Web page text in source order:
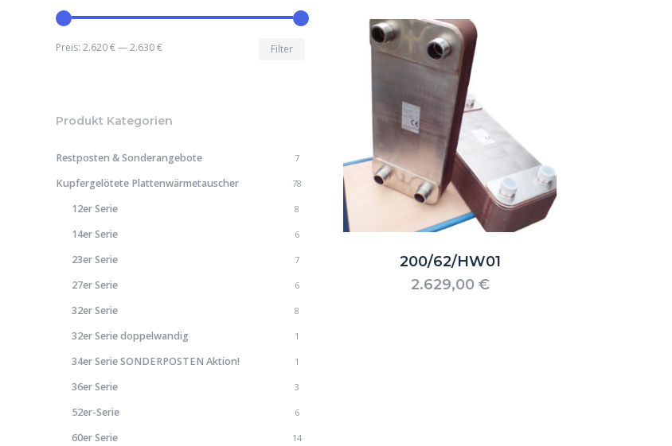
Filter
Preis: 2.620 €—2.630 €
Produkt Kategorien
Restposten & Sonderangebote 7
Kupfergelötete Plattenwärmetauscher 78
12er Serie 8
14er Serie 6
23er Serie 7
27er Serie 6
32er Serie 8
32er Serie doppelwandig 1
34er Serie SONDERPOSTEN Aktion! 1
36er Serie 3
52er-Serie 6
60er Serie 14
200/62/HW01
2.629,00 €